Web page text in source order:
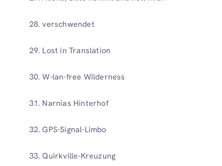
verschwendet
Lost in Translation
W-lan-free Wilderness
Narnias Hinterhof
GPS-Signal-Limbo
Quirkville-Kreuzung